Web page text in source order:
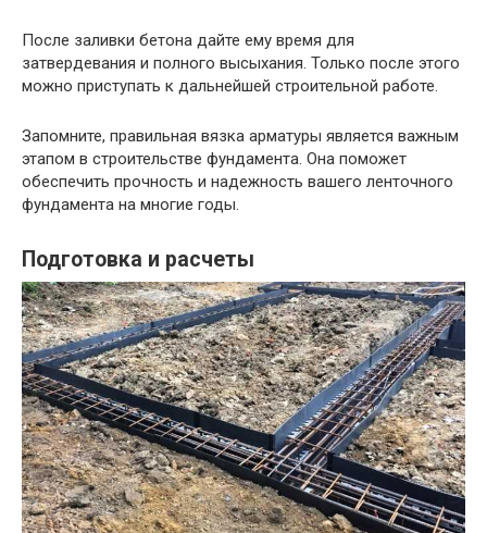
После заливки бетона дайте ему время для
затвердевания и полного высыхания. Только после этого
можно приступать к дальнейшей строительной работе.
Запомните, правильная вязка арматуры является важным
этапом в строительстве фундамента. Она поможет
обеспечить прочность и надежность вашего ленточного
фундамента на многие годы.
Подготовка и расчеты